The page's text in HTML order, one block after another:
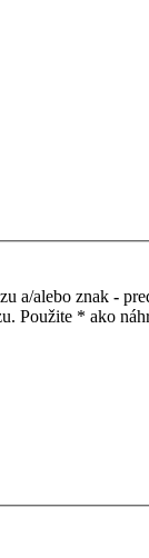
a/alebo znak -
Použite * ako